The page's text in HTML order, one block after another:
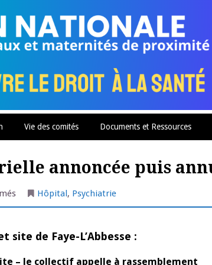
Vie des comités Documents et Ressources
annoncée puis
sur
Deux-
visite
ministérielle
puis
Hôpital, Psychiatrie
site de Faye-L’Abbesse :
– le collectif appelle à rassemblement